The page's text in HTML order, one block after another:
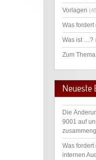
Vorlagen
Was fordert
Was ist …?
Zum
Neueste
Die
9001 auf
Was fordert
internen